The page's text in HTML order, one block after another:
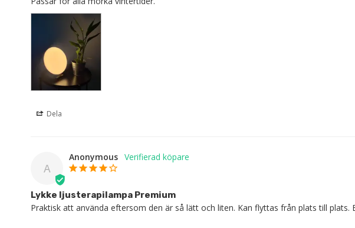
Dela
A
Anonymous
Lykke ljusterapilampa Premium
Praktisk att använda eftersom den är så lätt och liten. Kan flyttas från plats till plats.